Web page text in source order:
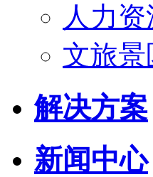
人力
文旅
解决方案
新闻中心